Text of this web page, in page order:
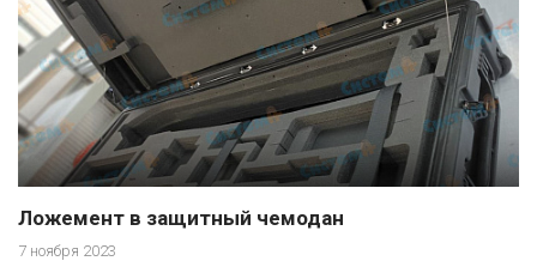
Ложемент в защитный чемодан
7 ноября 2023